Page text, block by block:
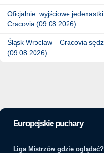
Oficjalnie: wyjściowe
Cracovia (09.08.2026)
Śląsk Wrocław – Cracovia
(09.08.2026)
Europejskie puchary
Liga Mistrzów gdzie oglądać?